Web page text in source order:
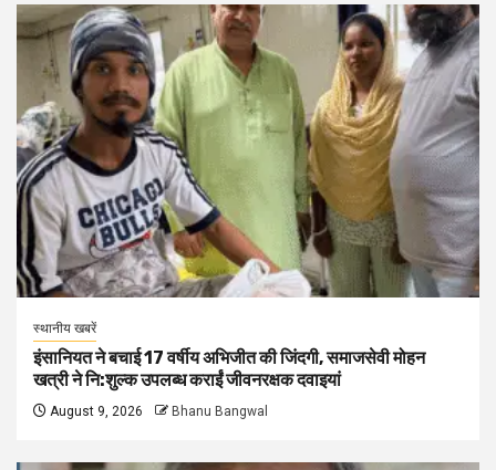
स्थानीय खबरें
इंसानियत ने बचाई 17 वर्षीय अभिजीत की जिंदगी, समाजसेवी मोहन
खत्री ने नि:शुल्क उपलब्ध कराईं जीवनरक्षक दवाइयां
August 9, 2026 Bhanu Bangwal